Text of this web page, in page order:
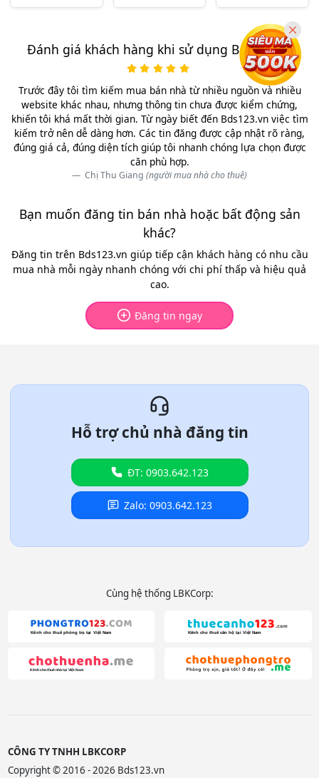
Đánh giá khách hàng khi sử dụng Bds123.vn
Trước đây tôi tìm kiếm mua bán nhà từ nhiều nguồn và nhiều
website khác nhau, nhưng thông tin chưa được kiểm chứng,
khiến tôi khá mất thời gian. Từ ngày biết đến Bds123.vn việc tìm
kiếm trở nên dễ dàng hơn. Các tin đăng được cập nhật rõ ràng,
đúng giá cả, đúng diện tích giúp tôi nhanh chóng lựa chọn được
căn phù hợp.
Chị Thu Giang (người mua nhà cho thuê)
Bạn muốn đăng tin bán nhà hoặc bất động sản
khác?
Đăng tin trên Bds123.vn giúp tiếp cận khách hàng có nhu cầu
mua nhà mỗi ngày nhanh chóng với chi phí thấp và hiệu quả
cao.
Đăng tin ngay
Hỗ trợ chủ nhà đăng tin
ĐT: 0903.642.123
Zalo: 0903.642.123
Cùng hệ thống LBKCorp:
CÔNG TY TNHH LBKCORP
Copyright © 2016 - 2026 Bds123.vn